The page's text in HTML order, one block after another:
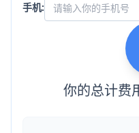
手机:
你的总计费